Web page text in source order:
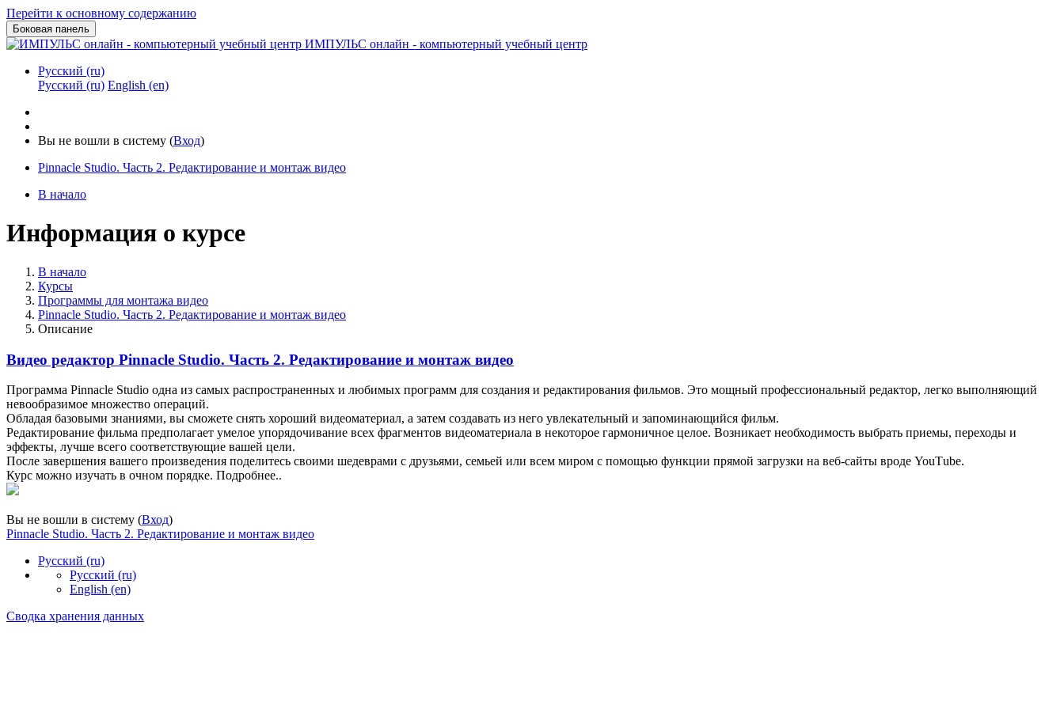
Перейти к основному содержанию
Боковая панель
ИМПУЛЬС онлайн - компьютерный учебный центр
Русский ‎(ru)‎
Русский ‎(ru)‎ English ‎(en)‎
Вы не вошли в систему (Вход)
Pinnacle Studio. Часть 2. Редактирование и монтаж видео
В начало
Информация о курсе
В начало
Курсы
Программы для монтажа видео
Pinnacle Studio. Часть 2. Редактирование и монтаж видео
Описание
Видео редактор Pinnacle Studio. Часть 2. Редактирование и монтаж видео
Программа Pinnacle Studio одна из самых распространенных и любимых программ для создания и редактирования фильмов. Это мощный профессиональный редактор, легко выполняющий
невообразимое множество операций.
Обладая базовыми знаниями, вы сможете снять хороший видеоматериал, а затем создавать из него увлекательный и запоминающийся фильм.
Редактирование фильма предполагает умелое упорядочивание всех фрагментов видеоматериала в некоторое гармоничное целое. Возникает необходимость выбрать приемы, переходы и
эффекты, лучше всего соответствующие вашей цели.
После завершения вашего произведения поделитесь своими шедеврами с друзьями, семьей или всем миром с помощью функции прямой загрузки на веб-сайты вроде YouТube.
Курс можно изучать в очном порядке. Подробнее..
Вы не вошли в систему (Вход)
Pinnacle Studio. Часть 2. Редактирование и монтаж видео
Русский ‎(ru)‎
Русский ‎(ru)‎
English ‎(en)‎
Сводка хранения данных